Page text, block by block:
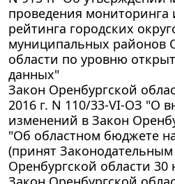
проведения
рейтинга городских
муниципальных районов
области по уровню
данных"
Закон Оренбургской
2016 г. N 110/33-VI-ОЗ "О
изменений в Закон
"Об областном бюджете
(принят
Оренбургской области 30